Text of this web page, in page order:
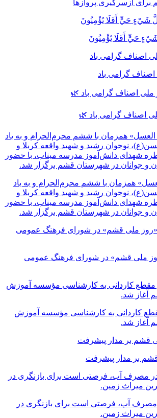
برای ازسرگیری پروازها
حَيٍّ أَفَلَا يُؤْمِنُونَ
اصناف گرامی باد
اصناف گرامی باد 🌿
همزمان با ششم محرم‌الحرام و به یاد
نوجوان رشید و شهید واقعه کربلا و
شهدای دانش‌آموز مدرسه میناب، با حضور
و جوانان در شهرستان قشم برگزار شد.
ملی قشم» در شورای فرهنگ عمومی
کاردانی به کارشناسی مؤسسه آموزش
آغاز شد.
بر مدار پیشرفت
آب، فرصتی است برای بازنگری در
میراث زمین.